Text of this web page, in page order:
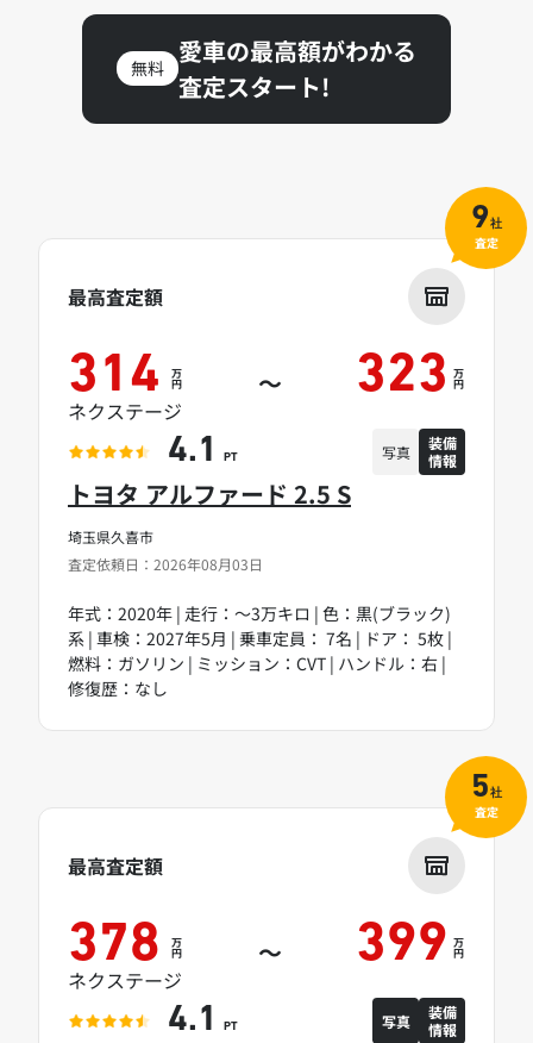
無料
愛車の最高額がわかる
査定スタート!
埼玉県久喜市
査定依頼日：2026年08月03日
トヨタ アルファード 2.5 S
年式：2020年 | 走行：～3万キロ | 色：黒(ブラック)
系 | 車検：2027年5月 | 乗車定員： 7名 | ドア： 5枚 |
燃料：ガソリン | ミッション：CVT | ハンドル：右 |
修復歴：なし
最高査定額
314 万
円 ～ 323 万
円
ネクステージ
4.1 PT 写真
装備
情報
9社
査定
最高査定額
378 万
円 ～ 399 万
円
ネクステージ
4.1 PT 写真
装備
情報
5社
査定